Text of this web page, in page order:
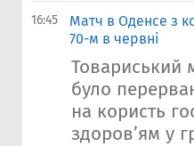
16:45
Матч в Оденсе з
70-м в червні
Товариський
було
на користь
здоров’ям у